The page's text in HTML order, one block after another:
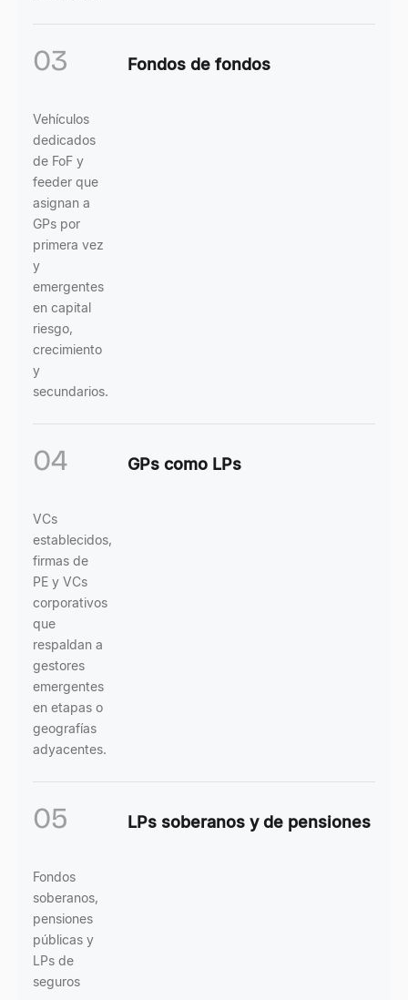
03 Fondos de fondos
Vehículos
dedicados
de FoF y
feeder que
asignan a
GPs por
primera vez
y
emergentes
en capital
riesgo,
crecimiento
y
secundarios.
04 GPs como LPs
VCs
establecidos,
firmas de
PE y VCs
corporativos
que
respaldan a
gestores
emergentes
en etapas o
geografías
adyacentes.
05 LPs soberanos y de pensiones
Fondos
soberanos,
pensiones
públicas y
LPs de
seguros